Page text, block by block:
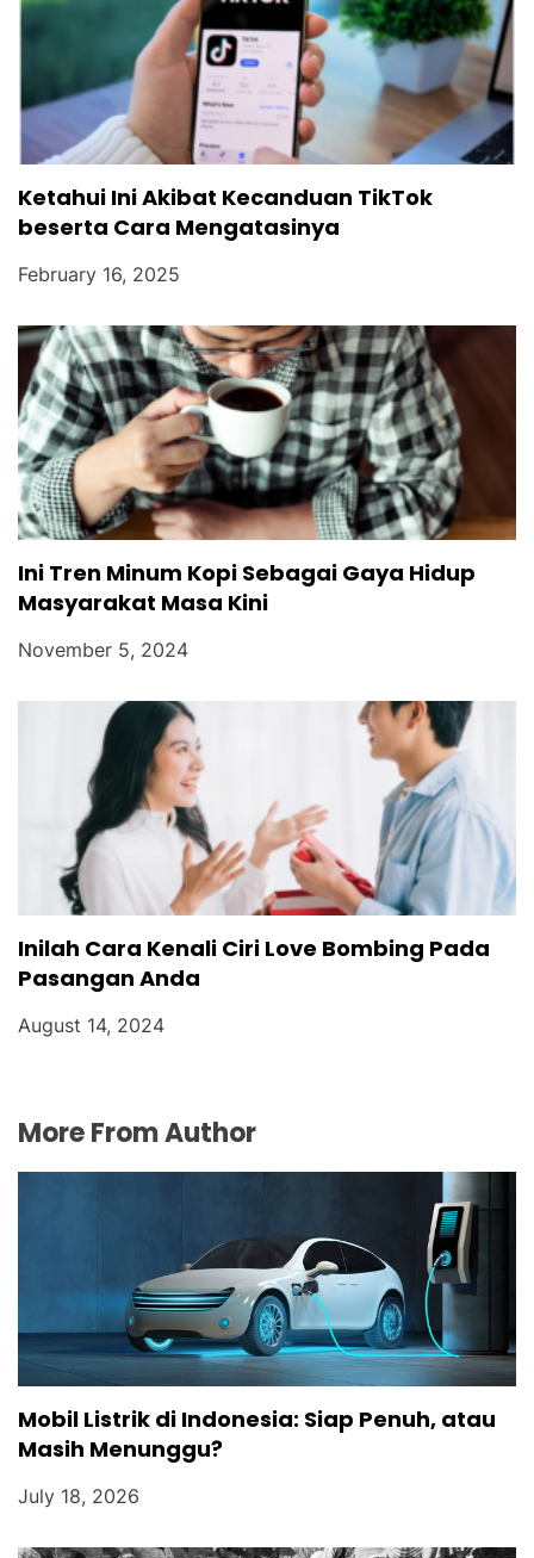
Ketahui Ini Akibat Kecanduan TikTok
beserta Cara Mengatasinya
February 16, 2025
Ini Tren Minum Kopi Sebagai Gaya Hidup
Masyarakat Masa Kini
November 5, 2024
Inilah Cara Kenali Ciri Love Bombing Pada
Pasangan Anda
August 14, 2024
More From Author
Mobil Listrik di Indonesia: Siap Penuh, atau
Masih Menunggu?
July 18, 2026